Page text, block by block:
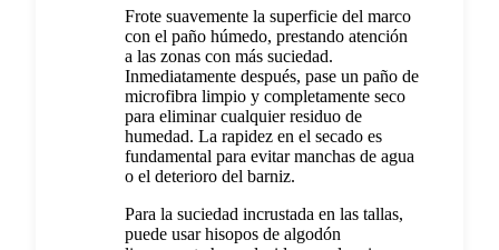
Frote suavemente la superficie del marco
con el paño húmedo, prestando atención
a las zonas con más suciedad.
Inmediatamente después, pase un paño de
microfibra limpio y completamente seco
para eliminar cualquier residuo de
humedad. La rapidez en el secado es
fundamental para evitar manchas de agua
o el deterioro del barniz.
Para la suciedad incrustada en las tallas,
puede usar hisopos de algodón